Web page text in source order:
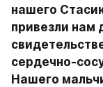
нашего
привезли нам
сердечно-
Нашего